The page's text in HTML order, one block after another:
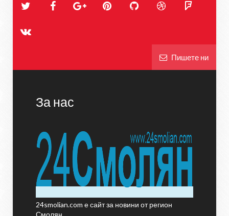
Пишете ни
За нас
24smolian.com е сайт за новини от регион
Смолян.